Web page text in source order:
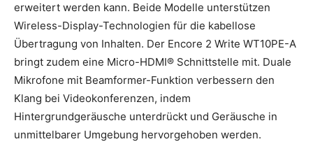
erweitert werden kann. Beide Modelle unterstützen
Wireless-Display-Technologien für die kabellose
Übertragung von Inhalten. Der Encore 2 Write WT10PE-A
bringt zudem eine Micro-HDMI® Schnittstelle mit. Duale
Mikrofone mit Beamformer-Funktion verbessern den
Klang bei Videokonferenzen, indem
Hintergrundgeräusche unterdrückt und Geräusche in
unmittelbarer Umgebung hervorgehoben werden.